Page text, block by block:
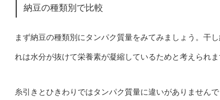
納豆の種類別で比較
まず納豆の種類別にタンパク質量をみてみましょう。干
れは水分が抜けて栄養素が凝縮しているためと考えられ
糸引きとひきわりではタンパク質量に違いがありません